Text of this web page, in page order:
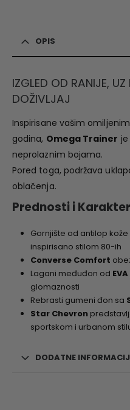
OPIS
IZGLED OD RANIJE,
DOŽIVLJAJ
Inspirisane vašim
godina, Omega Trainer
neprolaznim bojama.
Pored toga, podržava
oblačenja.
Prednosti i
Gornjište od antilop
inspirisano stilom 80-ih
Converse Comfort
Lagani međuđon od EVA
glomaznosti
Rebrasti gumeni đon sa
Star Chevron
sportskom i urbanom
DODATNE